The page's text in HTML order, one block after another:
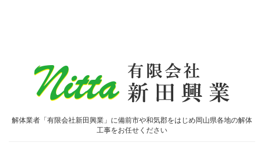
解体業者「有限会社新田興業」に備前市や和気郡をはじめ岡山県各地の解体
工事をお任せください